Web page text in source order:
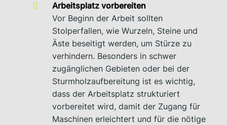
Arbeitsplatz vorbereiten
Vor Beginn der Arbeit sollten
Stolperfallen, wie Wurzeln, Steine und
Äste beseitigt werden, um Stürze zu
verhindern. Besonders in schwer
zugänglichen Gebieten oder bei der
Sturmholzaufbereitung ist es wichtig,
dass der Arbeitsplatz strukturiert
vorbereitet wird, damit der Zugang für
Maschinen erleichtert und für die nötige